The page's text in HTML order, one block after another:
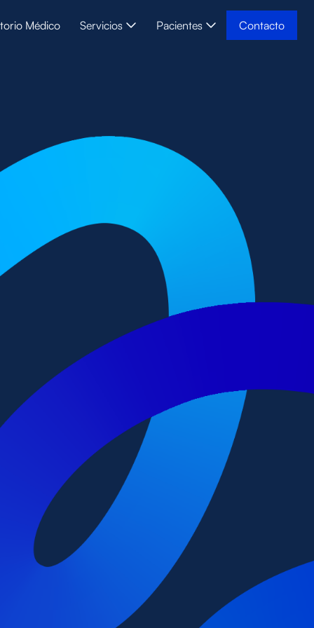
Médico Servicios Pacientes Contacto
sin